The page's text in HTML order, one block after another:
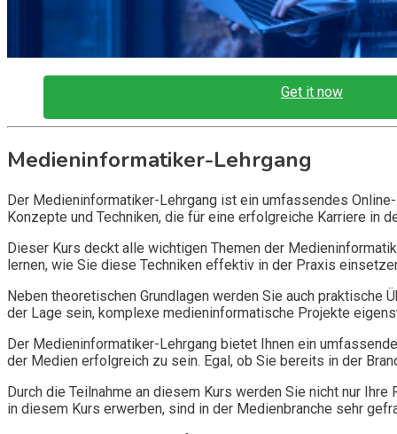
Get it now
Medieninformatiker-Lehrgang
Der Medieninformatiker-Lehrgang ist ein umfassendes
Konzepte und Techniken, die für eine erfolgreiche Karriere in
Dieser Kurs deckt alle wichtigen Themen der
lernen, wie Sie diese Techniken effektiv in der Praxis
Neben theoretischen Grundlagen werden Sie auch praktische
der Lage sein, komplexe medieninformatische Projekte
Der Medieninformatiker-Lehrgang bietet Ihnen ein
der Medien erfolgreich zu sein. Egal, ob Sie bereits in der
Durch die Teilnahme an diesem Kurs werden Sie nicht nur
in diesem Kurs erwerben, sind in der Medienbranche sehr